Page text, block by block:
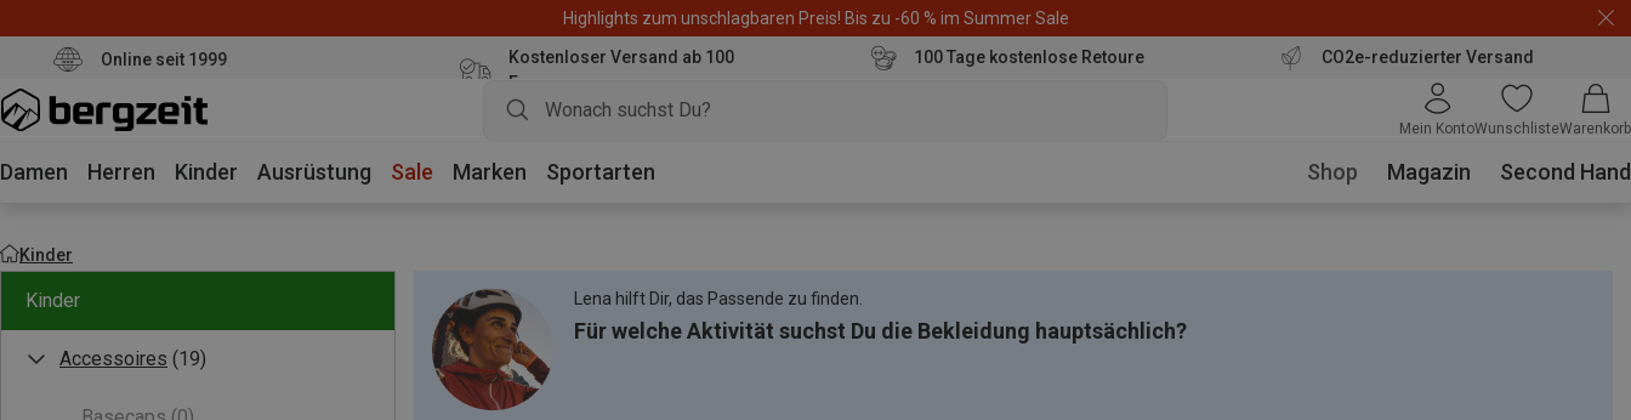
Highlights zum unschlagbaren Preis! Bis zu -60 % im Summer Sale
Online seit 1999
Kostenloser Versand ab 100
Euro
100 Tage kostenlose Retoure CO2e-reduzierter Versand
Mein KontoWunschlisteWarenkorb
Damen Herren Kinder Ausrüstung Sale Marken Sportarten Shop Magazin Second Hand
Kinder
Kinder
Accessoires (19)
Lena hilft Dir, das Passende zu finden.
Für welche Aktivität suchst Du die Bekleidung hauptsächlich?